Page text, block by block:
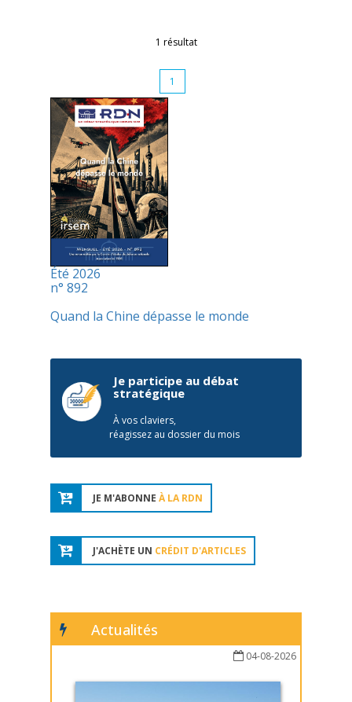
1 résultat
1
Été 2026
n° 892
Quand la Chine dépasse le monde
Je participe au débat
stratégique
À vos claviers,
réagissez au dossier du mois
JE M'ABONNE À LA RDN
J'ACHÈTE UN CRÉDIT D'ARTICLES
Actualités
04-08-2026